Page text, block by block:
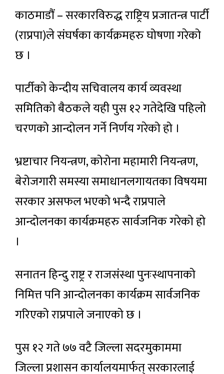
काठमाडौं – सरकारविरुद्ध राष्ट्रिय प्रजातन्त्र पार्टी
(राप्रपा)ले संघर्षका कार्यक्रमहरु घोषणा गरेको
छ ।
पार्टीको केन्दीय सचिवालय कार्य व्यवस्था
समितिको बैठकले यही पुस १२ गतेदेखि पहिलो
चरणको आन्दोलन गर्ने निर्णय गरेको हो ।
भ्रष्टाचार नियन्त्रण, कोरोना महामारी नियन्त्रण,
बेरोजगारी समस्या समाधानलगायतका विषयमा
सरकार असफल भएको भन्दै राप्रपाले
आन्दोलनका कार्यक्रमहरु सार्वजनिक गरेको हो
।
सनातन हिन्दु राष्ट्र र राजसंस्था पुनःस्थापनाको
निमित्त पनि आन्दोलनका कार्यक्रम सार्वजनिक
गरिएको राप्रपाले जनाएको छ ।
पुस १२ गते ७७ वटै जिल्ला सदरमुकाममा
जिल्ला प्रशासन कार्यालयमार्फत् सरकारलाई